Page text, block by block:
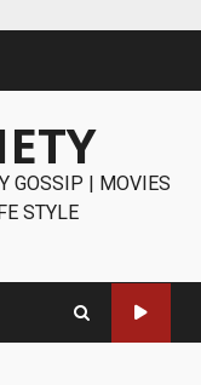
GOSSIP | MOVIES
STYLE